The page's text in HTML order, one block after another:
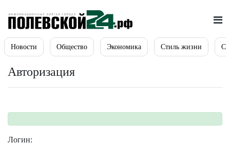
Новости Общество Экономика Стиль жизни
Авторизация
Логин: